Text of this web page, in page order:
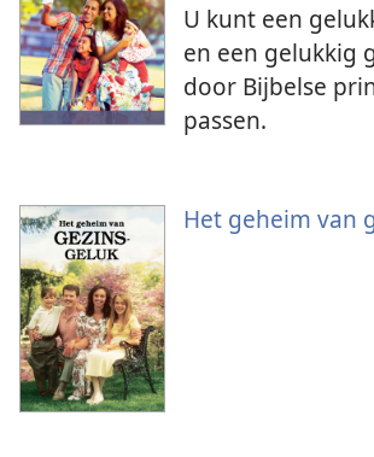
U kunt een
en een gelukkig
door Bijbelse
passen.
Het geheim van